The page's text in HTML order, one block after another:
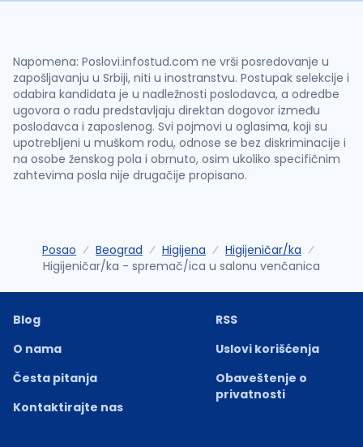
Napomena: Poslovi.infostud.com ne vrši posredovanje u
zapošljavanju u Srbiji, niti u inostranstvu. Postupak selekcije i
odabira kandidata je u nadležnosti poslodavca, a odredbe
ugovora o radu predstavljaju direktan dogovor između
poslodavca i zaposlenog. Svi pojmovi u oglasima, koji su
upotrebljeni u muškom rodu, odnose se bez diskriminacije i
na osobe ženskog pola i obrnuto, osim ukoliko specifičnim
zahtevima posla nije drugačije propisano.
Posao Beograd Higijena
Higijeničar/ka
Higijeničar/ka - spremač/ica u salonu venčanica
Blog
O nama
Česta pitanja
Kontaktirajte nas
RSS
Uslovi korišćenja
Obaveštenje o
privatnosti